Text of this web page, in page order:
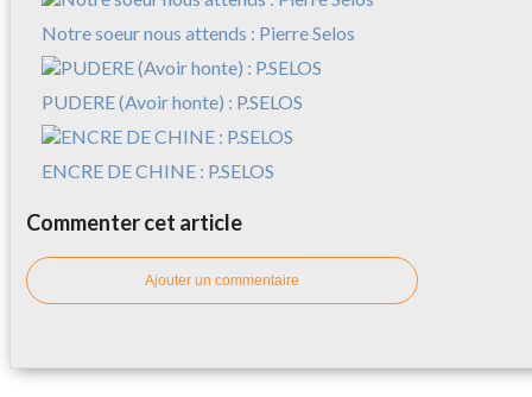
Notre soeur nous attends : Pierre Selos
PUDERE (Avoir honte) : P.SELOS
ENCRE DE CHINE : P.SELOS
Commenter cet article
Ajouter un commentaire